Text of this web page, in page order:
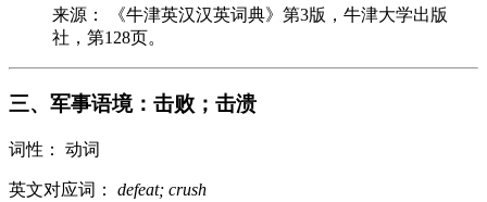
来源： 《牛津英汉汉英词典》第3版，牛津大学出版
社，第128页。
三、军事语境：击败；击溃
词性： 动词
英文对应词： defeat; crush